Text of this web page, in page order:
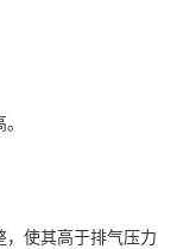
使其高于排气压力